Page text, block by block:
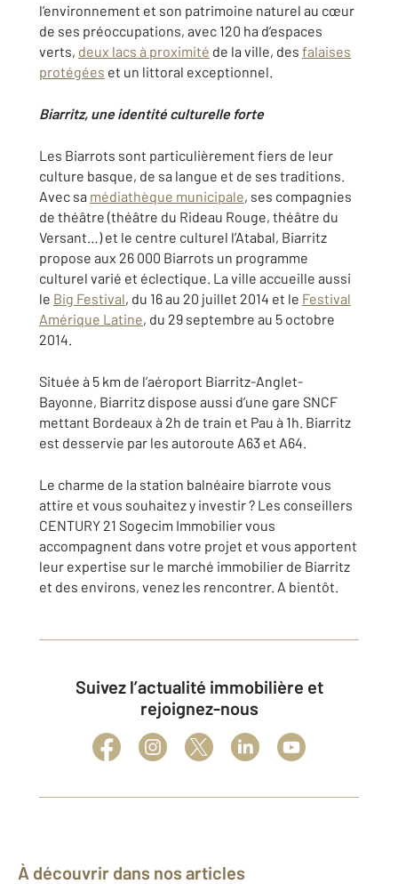
l’environnement et son patrimoine naturel au cœur
de ses préoccupations, avec 120 ha d’espaces
verts, deux lacs à proximité de la ville, des falaises
protégées et un littoral exceptionnel.
Biarritz, une identité culturelle forte
Les Biarrots sont particulièrement fiers de leur
culture basque, de sa langue et de ses traditions.
Avec sa médiathèque municipale, ses compagnies
de théâtre (théâtre du Rideau Rouge, théâtre du
Versant…) et le centre culturel l’Atabal, Biarritz
propose aux 26 000 Biarrots un programme
culturel varié et éclectique. La ville accueille aussi
le Big Festival, du 16 au 20 juillet 2014 et le Festival
Amérique Latine, du 29 septembre au 5 octobre
2014.
Située à 5 km de l’aéroport Biarritz-Anglet-
Bayonne, Biarritz dispose aussi d’une gare SNCF
mettant Bordeaux à 2h de train et Pau à 1h. Biarritz
est desservie par les autoroute A63 et A64.
Le charme de la station balnéaire biarrote vous
attire et vous souhaitez y investir ? Les conseillers
CENTURY 21 Sogecim Immobilier vous
accompagnent dans votre projet et vous apportent
leur expertise sur le marché immobilier de Biarritz
et des environs, venez les rencontrer. A bientôt.
Suivez l’actualité immobilière et
rejoignez-nous
À découvrir dans nos articles